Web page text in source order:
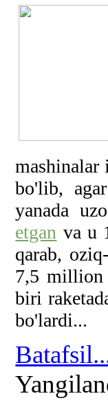
mashinalar
bo'lib,
yanada
etgan va u
qarab,
7,5 million
biri
bo'lardi...